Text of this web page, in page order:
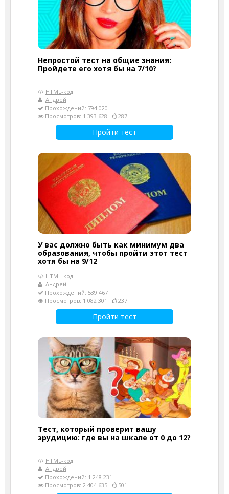
Непростой тест на общие знания:
Пройдете его хотя бы на 7/10?
HTML-код
Андрей
Прохождений: 794 020
Просмотров: 1 393 628
287
Пройти тест
У вас должно быть как минимум два
образования, чтобы пройти этот тест
хотя бы на 9/12
HTML-код
Андрей
Прохождений: 539 467
Просмотров: 1 082 301
237
Пройти тест
Тест, который проверит вашу
эрудицию: где вы на шкале от 0 до 12?
HTML-код
Андрей
Прохождений: 1 248 231
Просмотров: 2 404 635
501